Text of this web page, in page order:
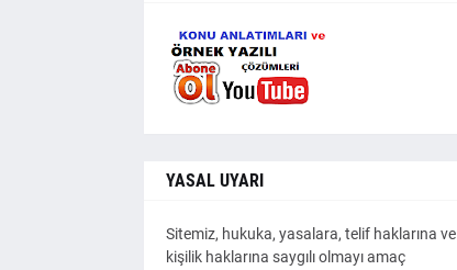
YASAL UYARI
Sitemiz, hukuka, yasalara, telif haklarına ve
kişilik haklarına saygılı olmayı amaç